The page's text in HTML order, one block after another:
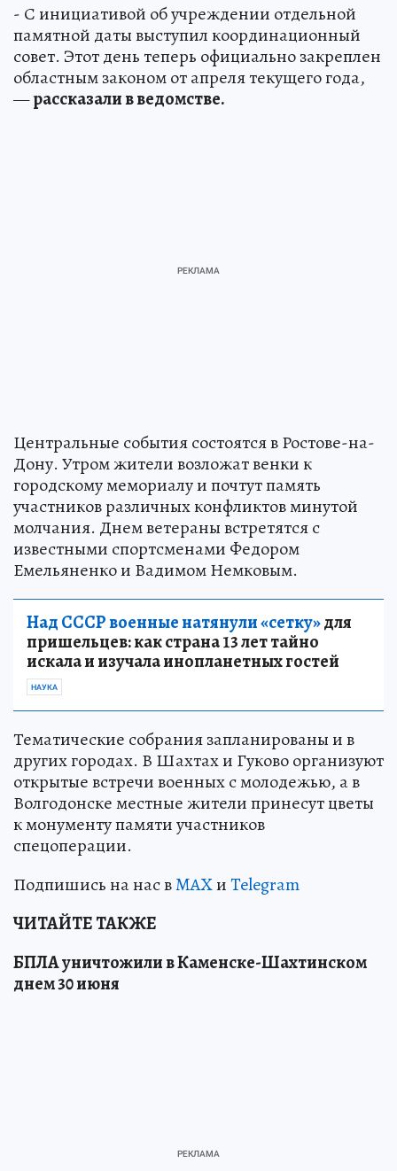
- С инициативой об учреждении отдельной
памятной даты выступил координационный
совет. Этот день теперь официально закреплен
областным законом от апреля текущего года,
—рассказали в ведомстве.
Центральные события состоятся в Ростове-на-
Дону. Утром жители возложат венки к
городскому мемориалу и почтут память
участников различных конфликтов минутой
молчания. Днем ветераны встретятся с
известными спортсменами Федором
Емельяненко и Вадимом Немковым.
Над СССР военные натянули «сетку»для
пришельцев: как страна 13 лет тайно
искала и изучала инопланетных гостей
НАУКА
Тематические собрания запланированы и в
других городах. В Шахтах и Гуково организуют
открытые встречи военных с молодежью, а в
Волгодонске местные жители принесут цветы
к монументу памяти участников
спецоперации.
Подпишись на нас вMAXиTelegram
ЧИТАЙТЕ ТАКЖЕ
БПЛА уничтожили в Каменске-Шахтинском
днем 30 июня